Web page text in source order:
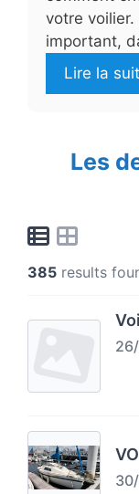
votre
important,
Lire la
Les
385 results